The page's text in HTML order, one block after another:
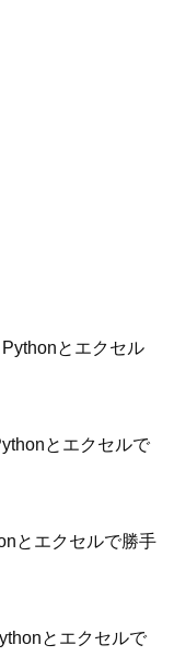
とエクセル
とエクセルで
とエクセルで勝手
とエクセルで